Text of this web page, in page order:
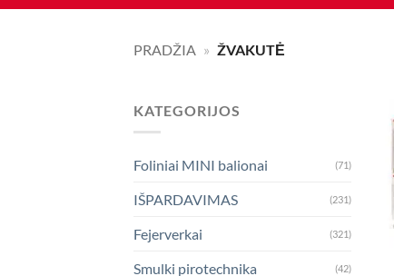
PRADŽIA » ŽVAKUTĖ
KATEGORIJOS
Foliniai MINI balionai (71)
IŠPARDAVIMAS (231)
Fejerverkai (321)
Smulki pirotechnika (42)